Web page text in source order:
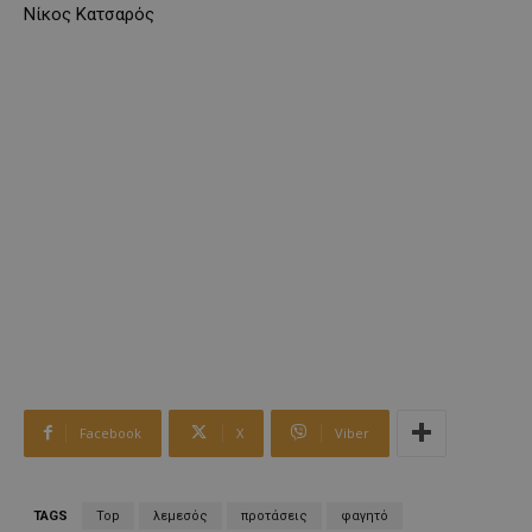
Nίκος Κατσαρός
Facebook X Viber
TAGS Top λεμεσός προτάσεις φαγητό